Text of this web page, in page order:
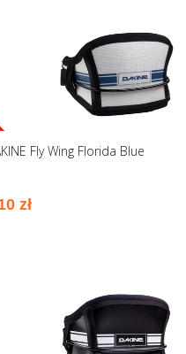
Fly Wing Florida Blue
zł